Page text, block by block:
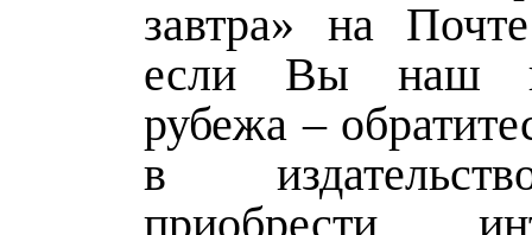
завтра» на
если Вы наш
рубежа –
в
приобрести